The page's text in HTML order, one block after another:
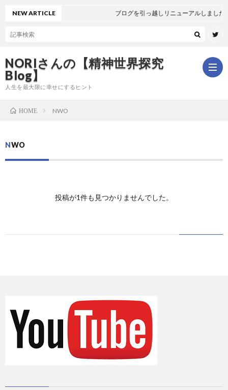
NORIさんの【精神世界探究
Blog】
人生を最大限に幸せにするヒント
に
情
て
お
NEW ARTICLE ブログを引っ越しリニューアルしました🐻
HOME NWO
NWO
投稿が1件も見つかりませんでした。